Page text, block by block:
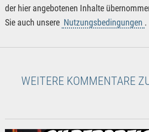
der hier angebotenen Inhalte
Sie auch unsere Nutzungsbedingungen .
WEITERE KOMMENTARE